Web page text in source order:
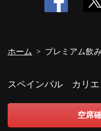
ホーム プレミアム飲
スペインバル カリエ
空席